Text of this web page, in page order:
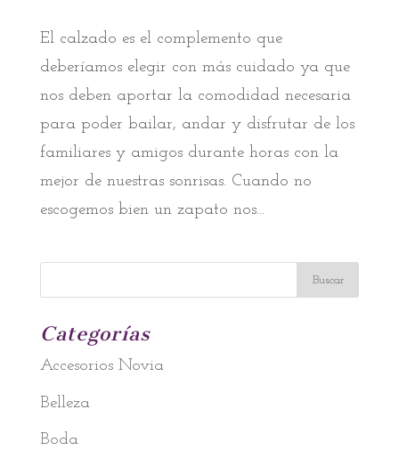
El calzado es el complemento que
deberíamos elegir con más cuidado ya que
nos deben aportar la comodidad necesaria
para poder bailar, andar y disfrutar de los
familiares y amigos durante horas con la
mejor de nuestras sonrisas. Cuando no
escogemos bien un zapato nos...
Categorías
Accesorios Novia
Belleza
Boda